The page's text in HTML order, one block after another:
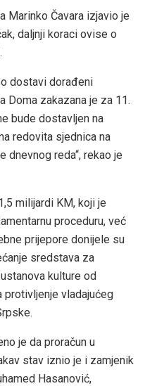
Marinko Čavara izjavio je
daljnji koraci ovise o
dostavi dorađeni
Doma zakazana je za 11.
bude dostavljen na
redovita sjednica na
dnevnog reda“, rekao je
milijardi KM, koji je
proceduru, već
prijepore donijele su
sredstava za
kulture od
protivljenje vladajućeg
je da proračun u
stav iznio je i zamjenik
Hasanović,